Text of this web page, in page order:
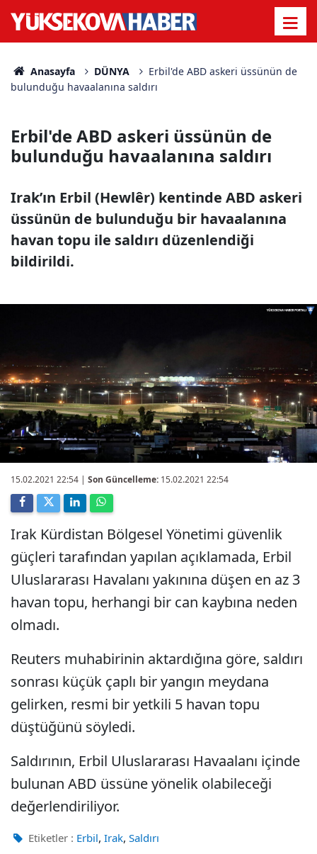
Anasayfa DÜNYA
Erbil'de ABD askeri üssünün de
bulunduğu havaalanına saldırı
Erbil'de ABD askeri üssünün de
bulunduğu havaalanına saldırı
Irak’ın Erbil (Hewlêr) kentinde ABD askeri
üssünün de bulunduğu bir havaalanına
havan topu ile saldırı düzenlendiği
bildirildi.
15.02.2021 22:54 | Son Güncelleme: 15.02.2021 22:54
Irak Kürdistan Bölgesel Yönetimi güvenlik
güçleri tarafından yapılan açıklamada, Erbil
Uluslararası Havalanı yakınına düşen en az 3
havan topu, herhangi bir can kaybına neden
olmadı.
Reuters muhabirinin aktardığına göre, saldırı
sonrası küçük çaplı bir yangın meydana
gelirken, resmi bir yetkili 5 havan topu
düştüğünü söyledi.
Saldırının, Erbil Uluslararası Havaalanı içinde
bulunan ABD üssüne yönelik olabileceği
değerlendiriliyor.
Etiketler : Erbil, Irak, Saldırı